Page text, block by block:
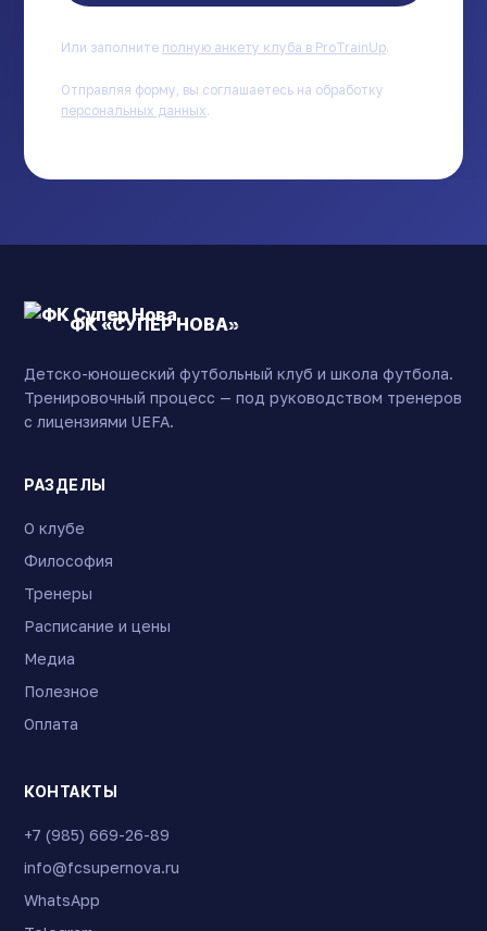
Или заполните полную анкету клуба в ProTrainUp.
Отправляя форму, вы соглашаетесь на обработку
персональных данных.
ФК «СУПЕР НОВА»
Детско-юношеский футбольный клуб и школа футбола.
Тренировочный процесс — под руководством тренеров
с лицензиями UEFA.
РАЗДЕЛЫ
О клубе
Философия
Тренеры
Расписание и цены
Медиа
Полезное
Оплата
КОНТАКТЫ
+7 (985) 669-26-89
info@fcsupernova.ru
WhatsApp